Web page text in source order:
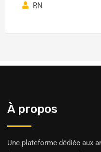
RN
À propos
Une plateforme dédiée aux